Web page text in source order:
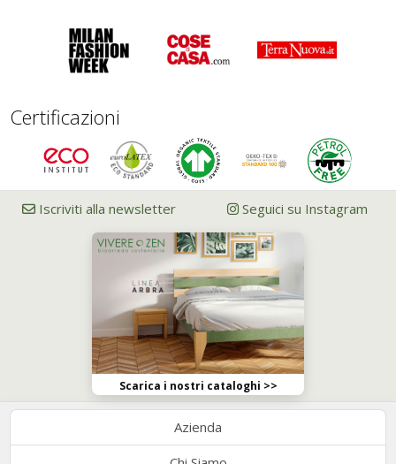
Certificazioni
Iscriviti alla newsletter Seguici su Instagram
Scarica i nostri cataloghi >>
Azienda